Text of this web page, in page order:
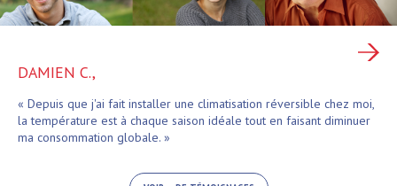
DAMIEN C.,
« Depuis que j'ai fait installer une climatisation réversible chez moi,
la température est à chaque saison idéale tout en faisant diminuer
ma consommation globale. »